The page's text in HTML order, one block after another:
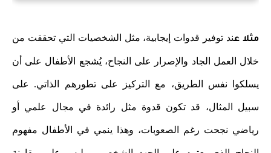
مثلا عند توفير قدوات إيجابية، مثل الشخصيات التي تحققت من
خلال العمل الجاد والإصرار على النجاح، يُشجع الأطفال على أن
يسلكوا نفس الطريق، مع التركيز على تطورهم الذاتي. على
سبيل المثال، قد تكون قدوة مثل رائدة في مجال علمي أو
رياضي نجحت رغم الصعوبات، وهذا ينمي في الأطفال مفهوم